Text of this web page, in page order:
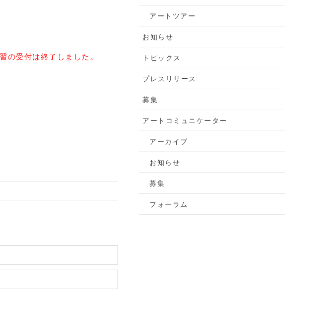
の受付は終了しました。
アートツアー
お知らせ
トピックス
プレスリリース
募集
アートコミュニケーター
アーカイブ
お知らせ
募集
フォーラム